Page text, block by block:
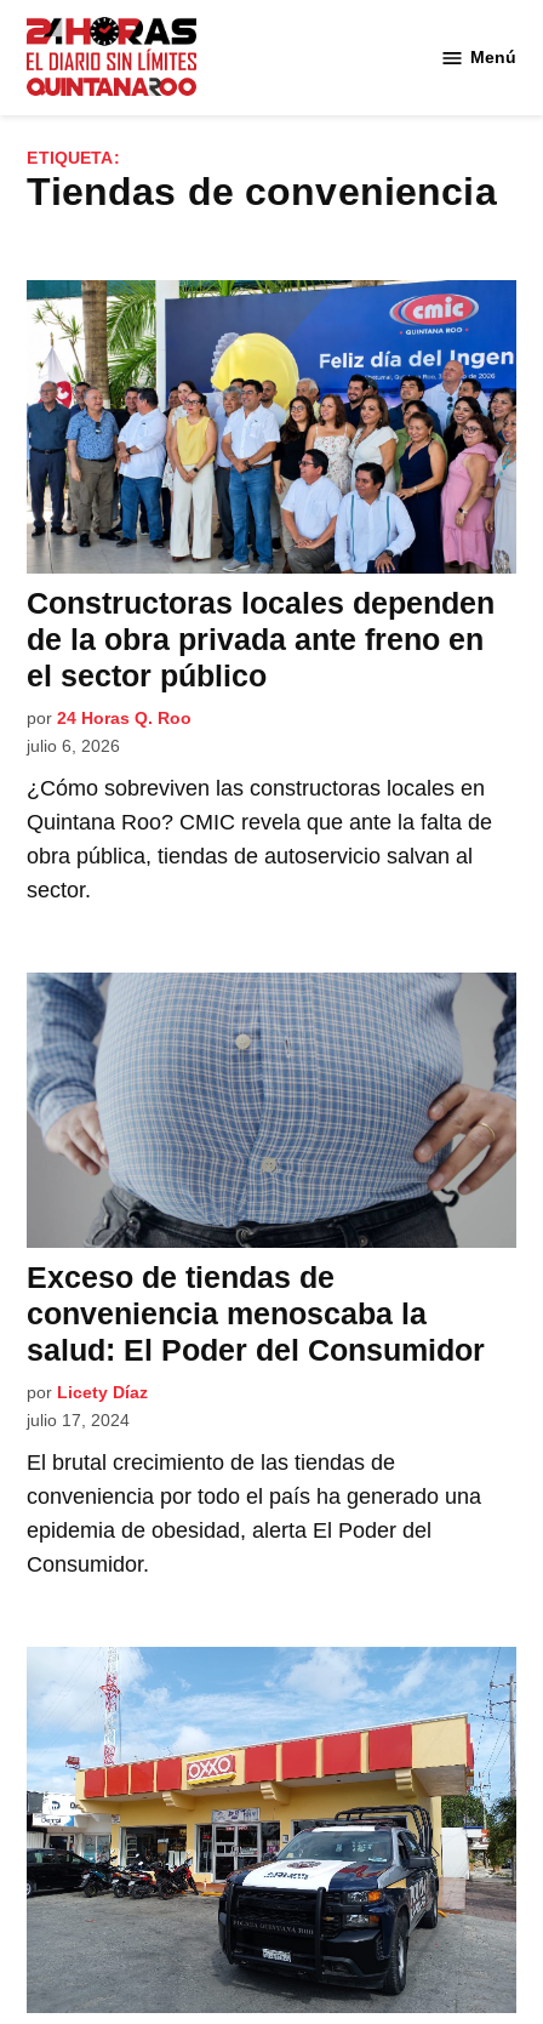
Saltar
contenido
Menú
ETIQUETA:
tiendas de conveniencia
Constructoras locales dependen
de la obra privada ante freno en
el sector público
por 24 Horas Q. Roo
julio 6, 2026
¿Cómo sobreviven las constructoras locales en
Quintana Roo? CMIC revela que ante la falta de
obra pública, tiendas de autoservicio salvan al
sector.
Exceso de tiendas de
conveniencia menoscaba la
salud: El Poder del Consumidor
por Licety Díaz
julio 17, 2024
El brutal crecimiento de las tiendas de
conveniencia por todo el país ha generado una
epidemia de obesidad, alerta El Poder del
Consumidor.